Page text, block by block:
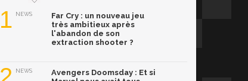
1 NEWS
Far Cry : un nouveau jeu
très ambitieux après
l'abandon de son
extraction shooter ?
NEWS
Avengers Doomsday : Et si